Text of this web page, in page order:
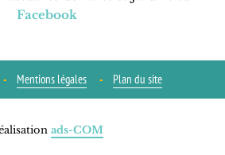
Facebook
Mentions légales Plan du site
ads-COM